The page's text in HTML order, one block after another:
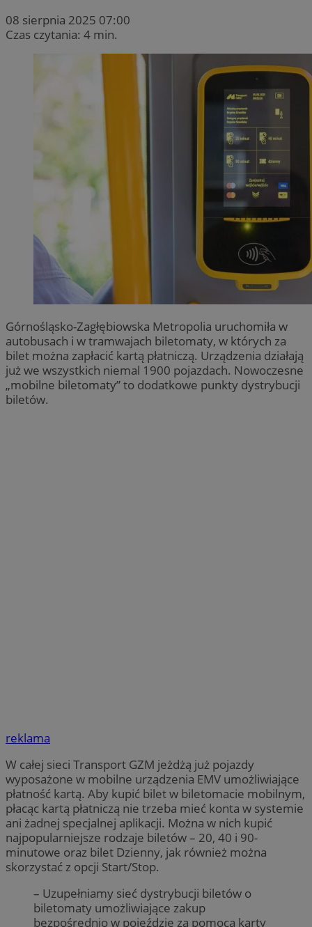
08 sierpnia 2025 07:00
Czas czytania: 4 min.
Górnośląsko-Zagłębiowska Metropolia uruchomiła w
autobusach i w tramwajach biletomaty, w których za
bilet można zapłacić kartą płatniczą. Urządzenia działają
już we wszystkich niemal 1900 pojazdach. Nowoczesne
„mobilne biletomaty” to dodatkowe punkty dystrybucji
biletów.
reklama
W całej sieci Transport GZM jeżdżą już pojazdy
wyposażone w mobilne urządzenia EMV umożliwiające
płatność kartą. Aby kupić bilet w biletomacie mobilnym,
płacąc kartą płatniczą nie trzeba mieć konta w systemie
ani żadnej specjalnej aplikacji. Można w nich kupić
najpopularniejsze rodzaje biletów – 20, 40 i 90-
minutowe oraz bilet Dzienny, jak również można
skorzystać z opcji Start/Stop.
– Uzupełniamy sieć dystrybucji biletów o
biletomaty umożliwiające zakup
bezpośrednio w pojeździe za pomocą karty